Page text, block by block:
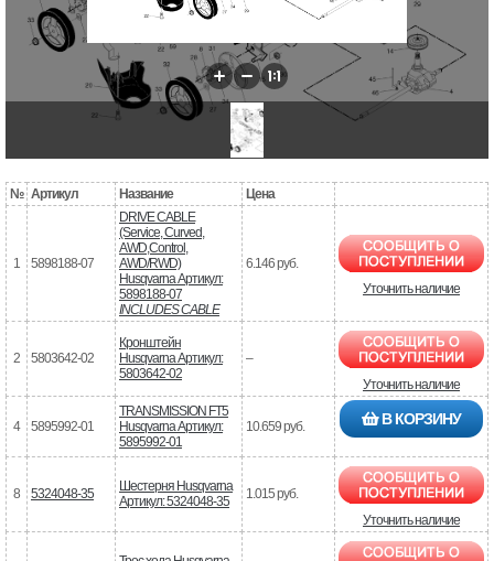
№ Артикул Название Цена
1 5898188-07
DRIVE CABLE
(Service, Curved,
AWD,Control,
AWD/RWD)
Husqvarna Артикул:
5898188-07
INCLUDES CABLE
6.146 руб.
Уточнить наличие
2 5803642-02
Кронштейн
Husqvarna Артикул:
5803642-02
–
Уточнить наличие
4 5895992-01
TRANSMISSION FT5
Husqvarna Артикул:
5895992-01
10.659 руб. В КОРЗИНУ
8 5324048-35
Шестерня Husqvarna
Артикул: 5324048-35
1.015 руб.
Уточнить наличие